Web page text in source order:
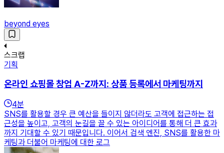
beyond eyes
스크랩
기획
온라인 쇼핑몰 창업 A-Z까지: 상품 등록에서 마케팅까지
4분
SNS를 활용할 경우 큰 예산을 들이지 않더라도 고객에 접근하는 접
근성을 높이고, 고객의 눈길을 끌 수 있는 아이디어를 통해 더 큰 효과
까지 기대할 수 있기 때문입니다. 이어서 검색 엔진, SNS를 활용한 마
케팅과 더불어 마케팅에 대한 로그